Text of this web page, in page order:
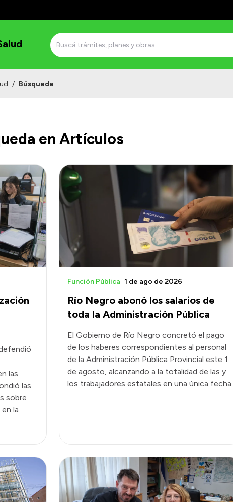
/ Búsqueda
en Artículos
las
las
sobre
la
Río Negro abonó los salarios de
toda la Administración Pública
Función Pública 1 de ago de 2026
El Gobierno de Río Negro concretó el pago
de los haberes correspondientes al personal
de la Administración Pública Provincial este 1
de agosto, alcanzando a la totalidad de las y
los trabajadores estatales en una única fecha.